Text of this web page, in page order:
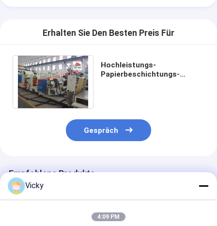
Erhalten Sie Den Besten Preis Für
Hochleistungs-
Papierbeschichtungs-
Gespräch
Empfohlene Produkte
Vicky
4:09 PM